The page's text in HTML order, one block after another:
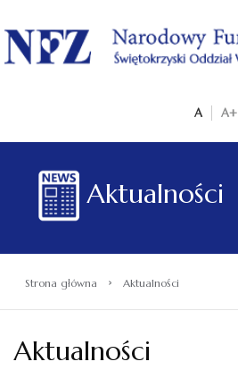
.
A A+
Aktualności
Strona główna › Aktualności
Aktualności